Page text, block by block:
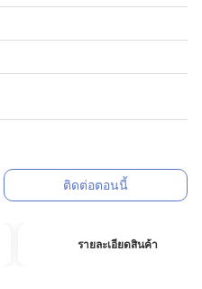
ติดต่อตอนนี้
รายละเอียดสินค้า